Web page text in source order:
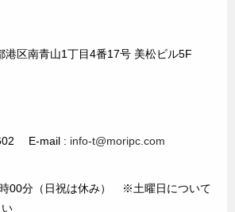
区南青山1丁目4番17号 美松ビル5F
E-mail : info-t@moripc.com
00分（日祝は休み） ※土曜日について